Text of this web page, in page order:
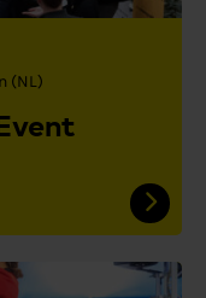
(NL)